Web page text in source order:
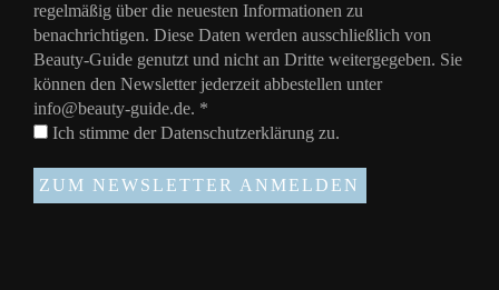
regelmäßig über die neuesten Informationen zu
benachrichtigen. Diese Daten werden ausschließlich von
Beauty-Guide genutzt und nicht an Dritte weitergegeben. Sie
können den Newsletter jederzeit abbestellen unter
info@beauty-guide.de. *
Ich stimme derDatenschutzerklärung zu.